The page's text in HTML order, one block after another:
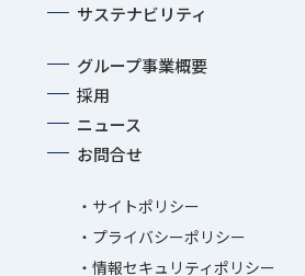
サステナビリティ
グループ事業概要
採用
ニュース
お問合せ
サイトポリシー
プライバシーポリシー
情報セキュリティポリシー